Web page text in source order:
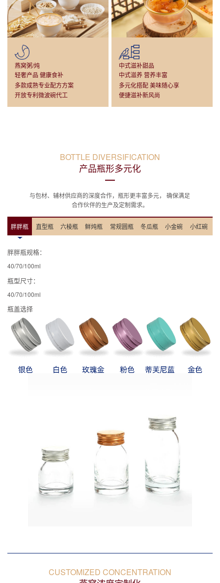
燕窝粥/炖
轻奢产品 健康食补
多款成熟专业配方方案
开放专利微波碗代工
中式滋补甜品
中式滋养 营养丰富
多元化搭配 美味随心享
便捷滋补新风尚
BOTTLE DIVERSIFICATION
产品瓶形多元化
与包材、辅材供应商的深度合作，瓶形更丰富多元， 确保满足
合作伙伴的生产及定制需求。
胖胖瓶 直型瓶 六棱瓶 鲜炖瓶 常规圆瓶 冬瓜瓶 小金碗 小红碗
胖胖瓶规格：
40/70/100ml
瓶型尺寸：
40/70/100ml
瓶盖选择
CUSTOMIZED CONCENTRATION